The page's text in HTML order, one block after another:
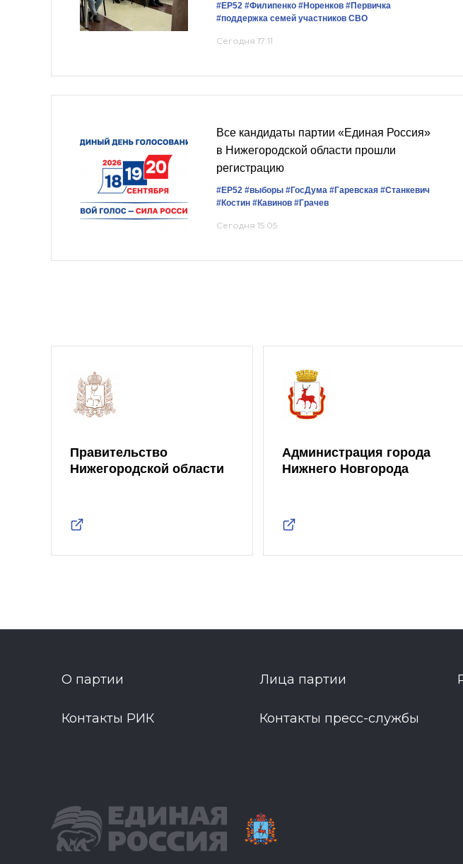
#ЕР52 #Филипенко #Норенков #Первичка
#поддержка семей участников СВО
Сегодня 17:11
Все кандидаты партии «Единая Россия»
в Нижегородской области прошли
регистрацию
#ЕР52 #выборы #ГосДума #Гаревская #Станкевич
#Костин #Кавинов #Грачев
Сегодня 15:05
Правительство
Нижегородской области
Администрация города
Нижнего Новгорода
О партии Лица партии
Контакты РИК Контакты пресс-службы